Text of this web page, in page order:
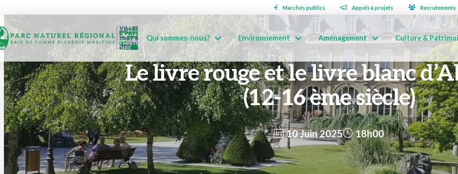
Marchés publics Appels à projets Recrutements
Qui sommes-nous? Environnement Aménagement Culture &
Le livre rouge et le livre blanc
(12-16 ème siècle)
10 Juin 2025 18h00